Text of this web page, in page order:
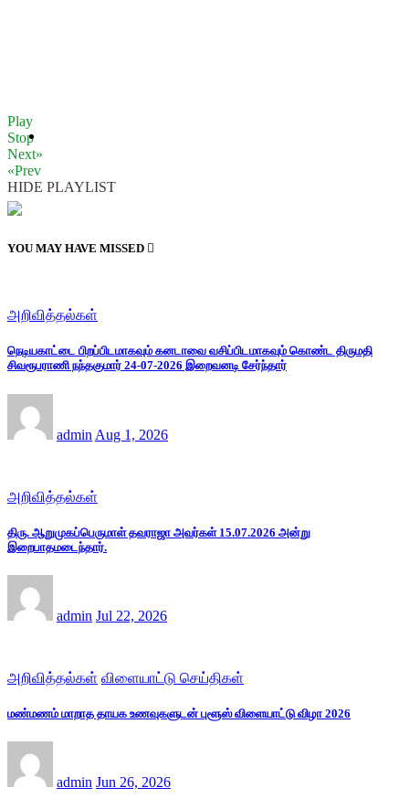
Play
Stop
Next»
«Prev
HIDE PLAYLIST
YOU MAY HAVE MISSED
அறிவித்தல்கள்
நெடியகாட்டை பிறப்பிடமாகவும் கனடாவை வசிப்பிடமாகவும் கொண்ட திருமதி
சிவரூபராணி நந்தகுமார் 24-07-2026 இறைவனடி சேர்ந்தார்
admin Aug 1, 2026
அறிவித்தல்கள்
திரு. ஆறுமுகப்பெருமாள் தவராஜா அவர்கள் 15.07.2026 அன்று
இறைபாதமடைந்தார்.
admin Jul 22, 2026
அறிவித்தல்கள் விளையாட்டு செய்திகள்
மண்மணம் மாறாத தாயக உணவுகளுடன் புளூஸ் விளையாட்டு விழா 2026
admin Jun 26, 2026